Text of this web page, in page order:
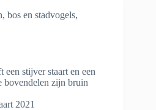
bos en stadvogels,
stijver staart en een
bovendelen zijn bruin
2021